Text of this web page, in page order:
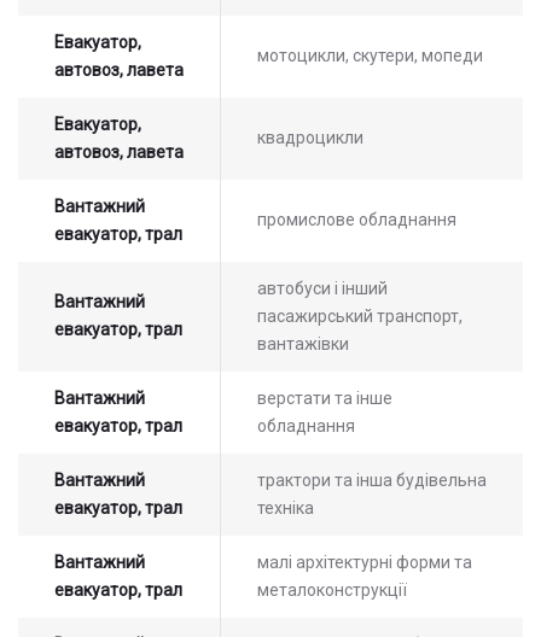
Евакуатор,
автовоз, лавета
мотоцикли, скутери, мопеди
Евакуатор,
автовоз, лавета
квадроцикли
Вантажний
евакуатор, трал
промислове обладнання
Вантажний
евакуатор, трал
автобуси і інший
пасажирський транспорт,
вантажівки
Вантажний
евакуатор, трал
верстати та інше
обладнання
Вантажний
евакуатор, трал
трактори та інша будівельна
техніка
Вантажний
евакуатор, трал
малі архітектурні форми та
металоконструкції